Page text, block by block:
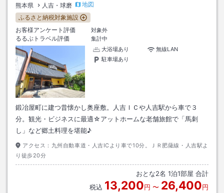
熊本県 人吉・球磨
地図
ふるさと納税対象施設
お客様アンケート評価
対象外
るるぶトラベル評価
集計中
大浴場あり
無線LAN
駐車場あり
鍛冶屋町に建つ昔懐かし奥座敷。人吉ＩＣや人吉駅から車で３
分。観光・ビジネスに最適☆アットホームな老舗旅館で「馬刺
し」など郷土料理を堪能♪
アクセス： 九州自動車道・人吉ICより車で10分。ＪＲ肥薩線・人吉駅よ
り徒歩20分
おとな2名 1泊1部屋 合計
税込 13,200円 〜 26,400円